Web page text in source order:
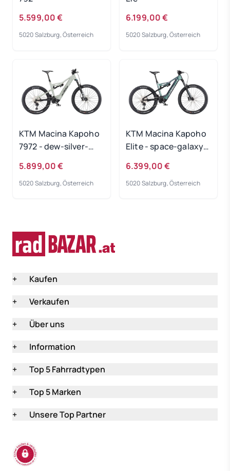
5.599,00 €
5020 Salzburg, Österreich
6.199,00 €
5020 Salzburg, Österreich
KTM Macina Kapoho
7972 - dew-silver-
M
5.899,00 €
5020 Salzburg, Österreich
KTM Macina Kapoho
Elite - space-galaxy-
M
6.399,00 €
5020 Salzburg, Österreich
+
Kaufen
+
Verkaufen
+
Über uns
+
Information
+
Top 5 Fahrradtypen
+
Top 5 Marken
+
Unsere Top Partner